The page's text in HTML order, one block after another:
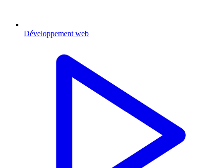
Développement web